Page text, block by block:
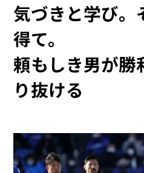
気づきと学び。
得て。
頼もしき男が勝
り抜ける